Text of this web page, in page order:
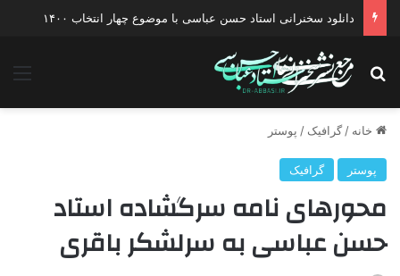
دانلود سخنرانی استاد حسن عباسی با موضوع چهار انتخاب ۱۴۰۰
جستجو برای
خانه / گرافیک / پوستر
پوستر گرافیک
محورهای نامه سرگشاده استاد
حسن عباسی به سرلشکر باقری